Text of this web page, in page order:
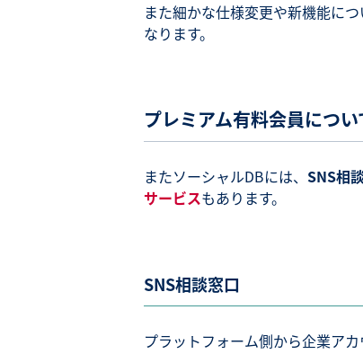
また細かな仕様変更や新機能に
なります。
プレミアム有料会員につい
またソーシャルDBには、 SNS相
サービスもあります。
SNS相談窓口
プラットフォーム側から企業ア